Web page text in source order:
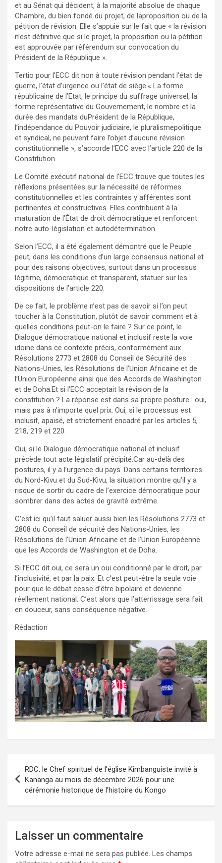
et au Sénat qui décident, à la majorité absolue de chaque
Chambre, du bien fondé du projet, de laproposition ou de la
pétition de révision. Elle s’appuie sur le fait que « la révision
n’est définitive que si le projet, la proposition ou la pétition
est approuvée par référendum sur convocation du
Président de la République ».
Tertio pour l’ECC dit non à toute révision pendant l’état de
guerre, l’état d’urgence ou l’état de siège.« La forme
républicaine de l’Etat, le principe du suffrage universel, la
forme représentative du Gouvernement, le nombre et la
durée des mandats duPrésident de la République,
l’indépendance du Pouvoir judiciaire, le pluralismepolitique
et syndical, ne peuvent faire l’objet d’aucune révision
constitutionnelle », s’accorde l’ECC avec l’article 220 de la
Constitution.
‎Le Comité exécutif national de l’ECC trouve que toutes les
réflexions présentées sur la nécessité de réformes
constitutionnelles et les contraintes y afférentes sont
pertinentes et constructives. Elles contribuent à la
maturation de l’État de droit démocratique et renforcent
notre auto-législation et autodétermination. ‎‎
Selon l’ECC, il a été également démontré que le Peuple
peut, dans les conditions d’un large consensus national et
pour des raisons objectives, surtout dans un processus
légitime, démocratique et transparent, statuer sur les
dispositions de l’article 220.
De ce fait, le problème n’est pas de savoir si l’on peut
toucher à la Constitution, plutôt de savoir comment et à
quelles conditions peut-on le faire ? Sur ce point, le
Dialogue démocratique national et inclusif reste la voie
idoine dans ce contexte précis, conformément aux
Résolutions 2773 et 2808 du Conseil de Sécurité des
Nations-Unies, les Résolutions de l’Union Africaine et de
l’Union Européenne ainsi que des Accords de Washington
et de Doha.‎‎Et si l’ECC acceptait la révision de la
constitution ? La réponse est dans sa propre posture : oui,
mais pas à n’importe quel prix. Oui, si le processus est
inclusif, apaisé, et strictement encadré par les articles 5,
218, 219 et 220.
Oui, si le Dialogue démocratique national et inclusif
précède tout acte législatif précipité.‎‎Car au-delà des
postures, il y a l’urgence du pays. Dans certains territoires
du Nord-Kivu et du Sud-Kivu, la situation montre qu’il y a
risque de sortir du cadre de l’exercice démocratique pour
sombrer dans des actes de gravité extrême.
C’est ici qu’il faut saluer aussi bien les Résolutions 2773 et
2808 du Conseil de sécurité des Nations-Unies, les
Résolutions de l’Union Africaine et de l’Union Européenne
que les Accords de Washington et de Doha.
‎‎Si l’ECC dit oui, ce sera un oui conditionné par le droit, par
l’inclusivité, et par la paix. Et c’est peut-être la seule voie
pour que le débat cesse d’être bipolaire et devienne
réellement national. C’est alors que l’atterrissage sera fait
en douceur, sans conséquence négative.‎
Rédaction
de
l’article
RDC: le Chef spirituel de l’église Kimbanguiste invité à
Kananga au mois de décembre 2026 pour une
cérémonie historique de l’histoire du Kongo
Laisser un commentaire
Votre adresse e-mail ne sera pas publiée. Les champs